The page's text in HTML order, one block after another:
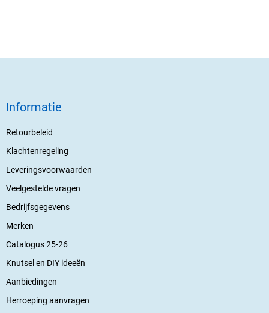
Informatie
Retourbeleid
Klachtenregeling
Leveringsvoorwaarden
Veelgestelde vragen
Bedrijfsgegevens
Merken
Catalogus 25-26
Knutsel en DIY ideeën
Aanbiedingen
Herroeping aanvragen